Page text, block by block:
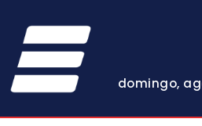
domingo,